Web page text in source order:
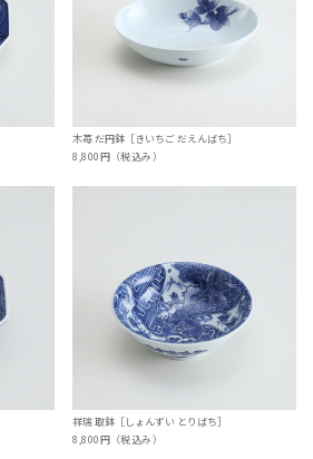
木苺 だ円鉢［きいちご だえんばち］
8,800円（税込み）
祥瑞 取鉢［しょんずい とりばち］
8,800円（税込み）